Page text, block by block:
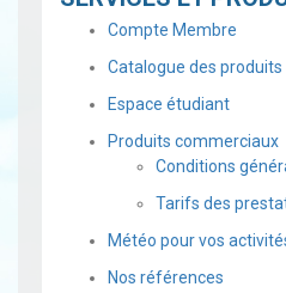
Compte Membre
Catalogue des produits
Espace étudiant
Produits commerciaux
Conditions
Tarifs des
Météo pour vos
Nos références